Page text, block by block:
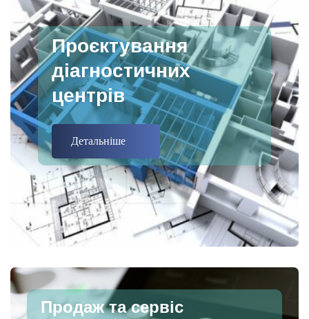
Проєктування
діагностичних
центрів
Детальніше
Продаж та сервіс